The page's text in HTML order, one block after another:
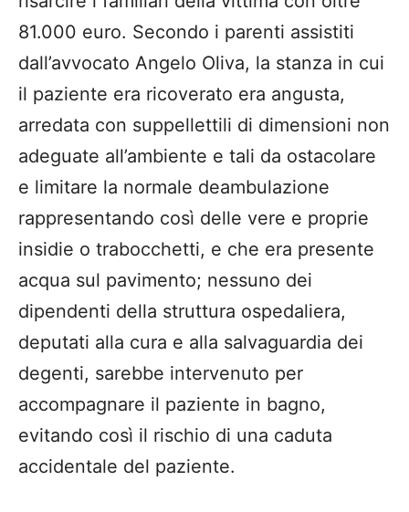
81.000 euro. Secondo i parenti assistiti
dall’avvocato Angelo Oliva, la stanza in cui
il paziente era ricoverato era angusta,
arredata con suppellettili di dimensioni non
adeguate all’ambiente e tali da ostacolare
e limitare la normale deambulazione
rappresentando così delle vere e proprie
insidie o trabocchetti, e che era presente
acqua sul pavimento; nessuno dei
dipendenti della struttura ospedaliera,
deputati alla cura e alla salvaguardia dei
degenti, sarebbe intervenuto per
accompagnare il paziente in bagno,
evitando così il rischio di una caduta
accidentale del paziente.